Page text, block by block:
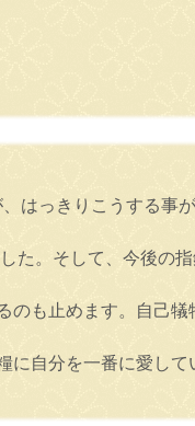
はっきりこうする事
た。そして、今後の指
も止めます。自己犠
自分を一番に愛して